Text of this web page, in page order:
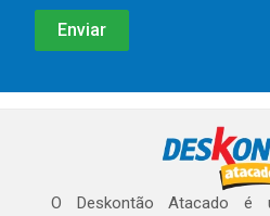
O Deskontão Atacado é